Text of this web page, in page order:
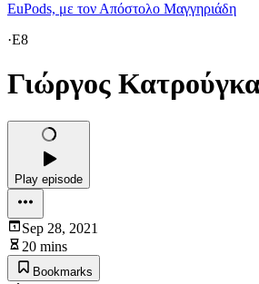
EuPods, με τον Απόστολο Μαγγηριάδη
·E8
Γιώργος
Play episode
Sep 28, 2021
20 mins
Bookmarks